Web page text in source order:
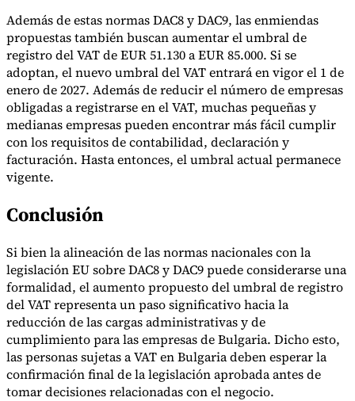
Además de estas normas DAC8 y DAC9, las enmiendas
propuestas también buscan aumentar el umbral de
registro del VAT de EUR 51.130 a EUR 85.000. Si se
adoptan, el nuevo umbral del VAT entrará en vigor el 1 de
enero de 2027. Además de reducir el número de empresas
obligadas a registrarse en el VAT, muchas pequeñas y
medianas empresas pueden encontrar más fácil cumplir
con los requisitos de contabilidad, declaración y
facturación. Hasta entonces, el umbral actual permanece
vigente.
Conclusión
Si bien la alineación de las normas nacionales con la
legislación EU sobre DAC8 y DAC9 puede considerarse una
formalidad, el aumento propuesto del umbral de registro
del VAT representa un paso significativo hacia la
reducción de las cargas administrativas y de
cumplimiento para las empresas de Bulgaria. Dicho esto,
las personas sujetas a VAT en Bulgaria deben esperar la
confirmación final de la legislación aprobada antes de
tomar decisiones relacionadas con el negocio.